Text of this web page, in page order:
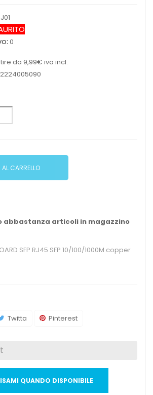
0
da 9,99€ iva incl.
CARRELLO
abbastanza articoli in magazzino
SFP RJ45 SFP 10/100/1000M copper
Twitta Pinterest
QUANDO DISPONIBILE